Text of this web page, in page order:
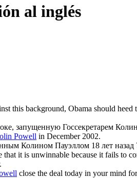
al inglés
this background, Obama should heed
запущенную Госсекретарем
Powell in December 2002.
Колином Пауэллом 18 лет
that it is unwinnable because it fails to
close the deal today in your mind